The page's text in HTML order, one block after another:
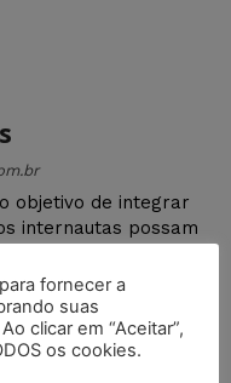
objetivo de integrar
internautas possam
nosso Portal.
fornecer a
suas
clicar em “Aceitar”,
os cookies.